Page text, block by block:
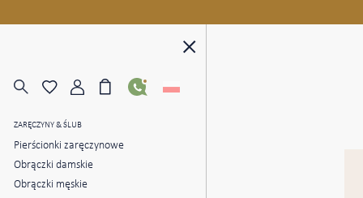
ZARĘCZYNY & ŚLUB
Pierścionki zaręczynowe
Obrączki damskie
Obrączki męskie